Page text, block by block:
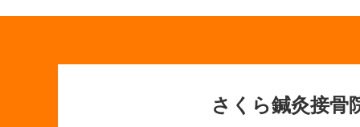
さくら鍼灸接骨